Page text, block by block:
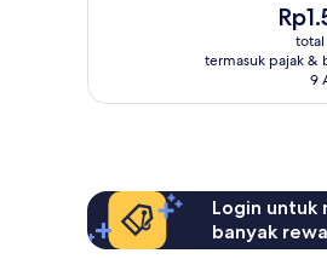
Harga
total
termasuk pajak &
9
Login untuk
banyak